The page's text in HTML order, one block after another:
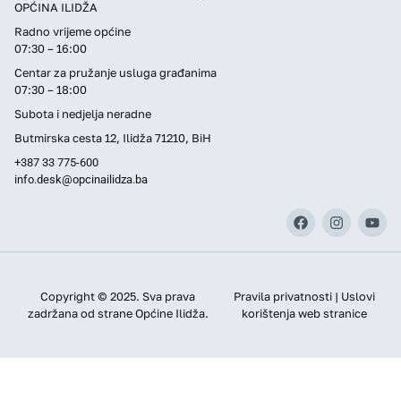
OPĆINA ILIDŽA
Radno vrijeme općine
07:30 – 16:00
Centar za pružanje usluga građanima
07:30 – 18:00
Subota i nedjelja neradne
Butmirska cesta 12, Ilidža 71210, BiH
+387 33 775-600
info.desk@opcinailidza.ba
Copyright © 2025. Sva prava
zadržana od strane Općine Ilidža.
Pravila privatnosti | Uslovi
korištenja web stranice